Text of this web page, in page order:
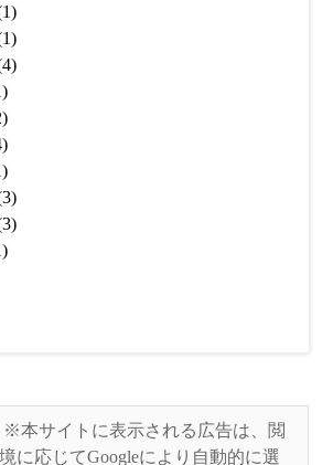
※本サイトに表示される広告は、閲
に応じてGoogleにより自動的に選